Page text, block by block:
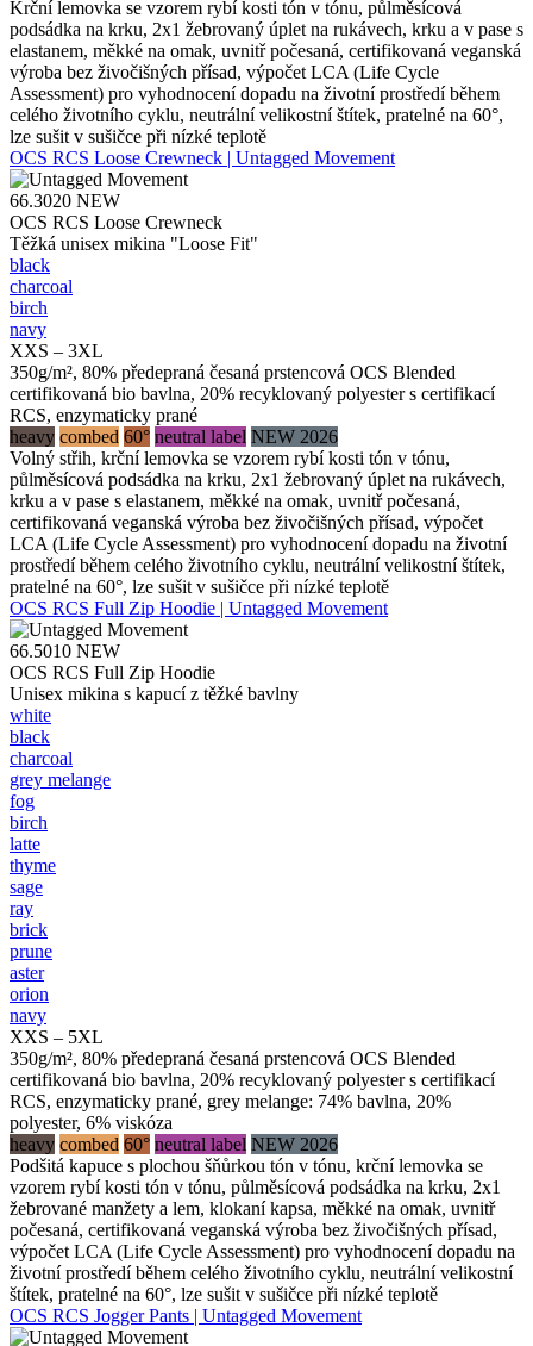
Krční lemovka se vzorem rybí kosti tón v tónu, půlměsícová
podsádka na krku, 2x1 žebrovaný úplet na rukávech, krku a v pase s
elastanem, měkké na omak, uvnitř počesaná, certifikovaná veganská
výroba bez živočišných přísad, výpočet LCA (Life Cycle
Assessment) pro vyhodnocení dopadu na životní prostředí během
celého životního cyklu, neutrální velikostní štítek, pratelné na 60°,
lze sušit v sušičce při nízké teplotě
OCS RCS Loose Crewneck | Untagged Movement
66.3020 NEW
OCS RCS Loose Crewneck
Těžká unisex mikina "Loose Fit"
black
charcoal
birch
navy
XXS – 3XL
350g/m², 80% předepraná česaná prstencová OCS Blended
certifikovaná bio bavlna, 20% recyklovaný polyester s certifikací
RCS, enzymaticky prané
heavy combed 60° neutral label NEW 2026
Volný střih, krční lemovka se vzorem rybí kosti tón v tónu,
půlměsícová podsádka na krku, 2x1 žebrovaný úplet na rukávech,
krku a v pase s elastanem, měkké na omak, uvnitř počesaná,
certifikovaná veganská výroba bez živočišných přísad, výpočet
LCA (Life Cycle Assessment) pro vyhodnocení dopadu na životní
prostředí během celého životního cyklu, neutrální velikostní štítek,
pratelné na 60°, lze sušit v sušičce při nízké teplotě
OCS RCS Full Zip Hoodie | Untagged Movement
66.5010 NEW
OCS RCS Full Zip Hoodie
Unisex mikina s kapucí z těžké bavlny
white
black
charcoal
grey melange
fog
birch
latte
thyme
sage
ray
brick
prune
aster
orion
navy
XXS – 5XL
350g/m², 80% předepraná česaná prstencová OCS Blended
certifikovaná bio bavlna, 20% recyklovaný polyester s certifikací
RCS, enzymaticky prané, grey melange: 74% bavlna, 20%
polyester, 6% viskóza
heavy combed 60° neutral label NEW 2026
Podšitá kapuce s plochou šňůrkou tón v tónu, krční lemovka se
vzorem rybí kosti tón v tónu, půlměsícová podsádka na krku, 2x1
žebrované manžety a lem, klokaní kapsa, měkké na omak, uvnitř
počesaná, certifikovaná veganská výroba bez živočišných přísad,
výpočet LCA (Life Cycle Assessment) pro vyhodnocení dopadu na
životní prostředí během celého životního cyklu, neutrální velikostní
štítek, pratelné na 60°, lze sušit v sušičce při nízké teplotě
OCS RCS Jogger Pants | Untagged Movement